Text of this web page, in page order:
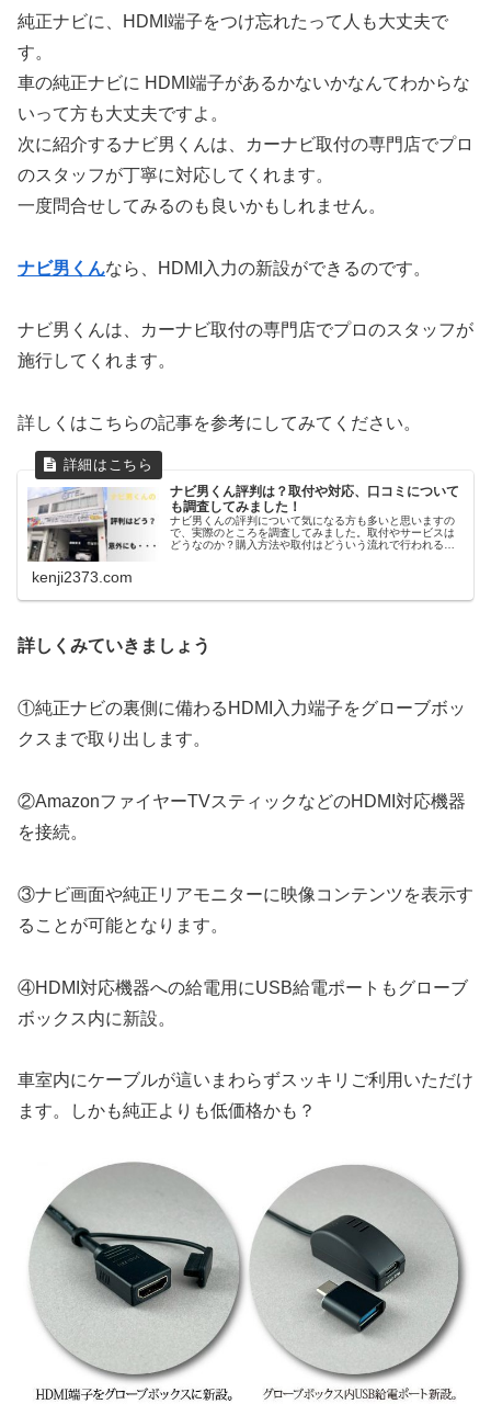
純正ナビに、HDMI端子をつけ忘れたって人も大丈夫で
す。
車の純正ナビに HDMI端子があるかないかなんてわからな
いって方も大丈夫ですよ。
次に紹介するナビ男くんは、カーナビ取付の専門店でプロ
のスタッフが丁寧に対応してくれます。
一度問合せしてみるのも良いかもしれません。
ナビ男くんなら、HDMI入力の新設ができるのです。
ナビ男くんは、カーナビ取付の専門店でプロのスタッフが
施行してくれます。
詳しくはこちらの記事を参考にしてみてください。
ナビ男くん評判は？取付や対応、口コミについて
も調査してみました！
ナビ男くんの評判について気になる方も多いと思いますの
で、実際のところを調査してみました。取付やサービスは
どうなのか？購入方法や取付はどういう流れで行われるの
kenji2373.com
詳しくみていきましょう
①純正ナビの裏側に備わるHDMI入力端子をグローブボッ
クスまで取り出します。
②AmazonファイヤーTVスティックなどのHDMI対応機器
を接続。
③ナビ画面や純正リアモニターに映像コンテンツを表示す
ることが可能となります。
④HDMI対応機器への給電用にUSB給電ポートもグローブ
ボックス内に新設。
車室内にケーブルが這いまわらずスッキリご利用いただけ
ます。しかも純正よりも低価格かも？